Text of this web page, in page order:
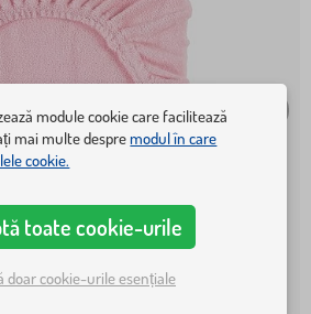
module cookie care facilitează
mai multe despremodul în care
cookie.
toate cookie-urile
doar cookie-urile esențiale